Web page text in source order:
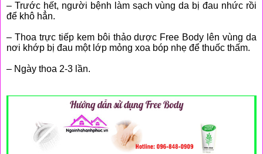
– Trước hết, người bệnh làm sạch vùng da bị đau nhức rồi
để khô hẳn.
– Thoa trực tiếp kem bôi thảo dược Free Body lên vùng da
nơi khớp bị đau một lớp mỏng xoa bóp nhẹ để thuốc thấm.
– Ngày thoa 2-3 lần.